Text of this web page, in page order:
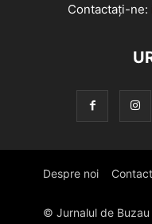
Contactați-ne:
Despre noi Contact
© Jurnalul de